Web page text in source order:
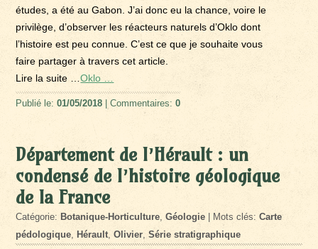
études, a été au Gabon. J’ai donc eu la chance, voire le
privilège, d’observer les réacteurs naturels d’Oklo dont
l’histoire est peu connue. C’est ce que je souhaite vous
faire partager à travers cet article.
Lire la suite …Oklo …
Publié le:01/05/2018 | Commentaires:0
Département de l’Hérault : un
condensé de l’histoire géologique
de la France
Catégorie: Botanique-Horticulture,Géologie | Mots clés:Carte
pédologique, Hérault,Olivier,Série stratigraphique